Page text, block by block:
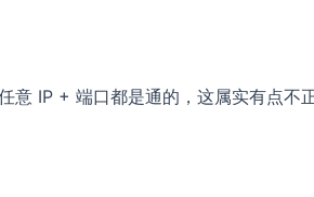
意 IP + 端口都是通的，这属实有点不